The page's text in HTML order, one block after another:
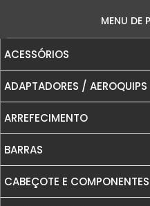
MENU DE
ACESSÓRIOS
ABAFADORES
ALAVANCA DE ENGATE
BANCOS
CAPACETES
ADAPTADORES / AEROQUIPS
ARREFECIMENTO
COMPONENTES DE
ICECOOLER
BARRAS
BARRA ANTI-TORÇÃO
CABEÇOTE E COMPONENTES